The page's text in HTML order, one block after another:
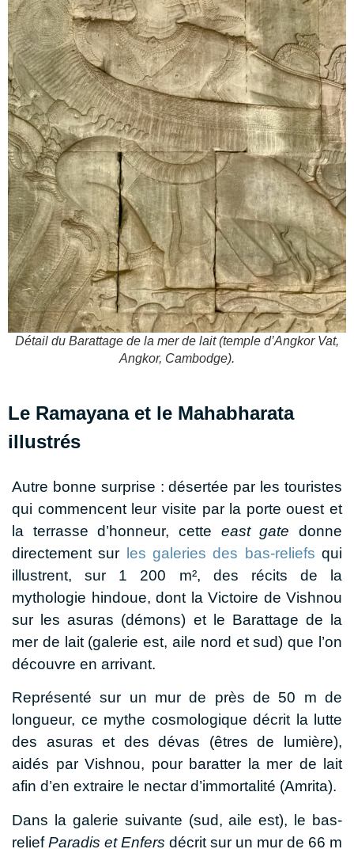
Détail du Barattage de la mer de lait (temple d’Angkor Vat,
Angkor, Cambodge).
Le Ramayana et le Mahabharata
illustrés
Autre bonne surprise : désertée par les touristes
qui commencent leur visite par la porte ouest et
la terrasse d’honneur, cette east gate donne
directement sur les galeries des bas-reliefs qui
illustrent, sur 1 200 m², des récits de la
mythologie hindoue, dont la Victoire de Vishnou
sur les asuras (démons) et le Barattage de la
mer de lait (galerie est, aile nord et sud)que l’on
découvre en arrivant.
Représenté sur un mur de près de 50 m de
longueur, ce mythe cosmologique décrit la lutte
des asuras et des dévas (êtres de lumière),
aidés par Vishnou, pour baratter la mer de lait
afin d’en extraire le nectar d’immortalité (Amrita).
Dans la galerie suivante (sud, aile est), le bas-
reliefParadis etEnfers décrit sur un mur de 66 m